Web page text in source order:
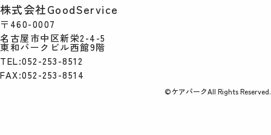
株式会社GoodService
〒460-0007
名古屋市中区新栄2-4-5
東和パークビル西館9階
TEL:052-253-8512
FAX:052-253-8514
©ケアパークAll Rights Reserved.